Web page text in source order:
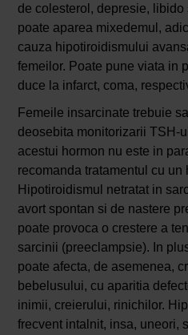
de colesterol, depresie, libido
poate aparea mixedemul,
cauza hipotiroidismului
femeilor. Poate pune viata in
duce la infarct, coma,
Femeile insarcinate trebuie
deosebita monitorizarii TSH-
acestui hormon nu este in
recomanda tratamentul cu
Hipotiroidismul netratat in
avort spontan si de nastere
poate provoca o crestere a
sarcinii (preeclampsie). In
poate afecta, de asemenea,
bebelusului, cu aparitia
inimii, creierului, rinichilor.
frecvent intalnit, insa, uneori,